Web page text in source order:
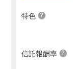
特色
信託報酬率